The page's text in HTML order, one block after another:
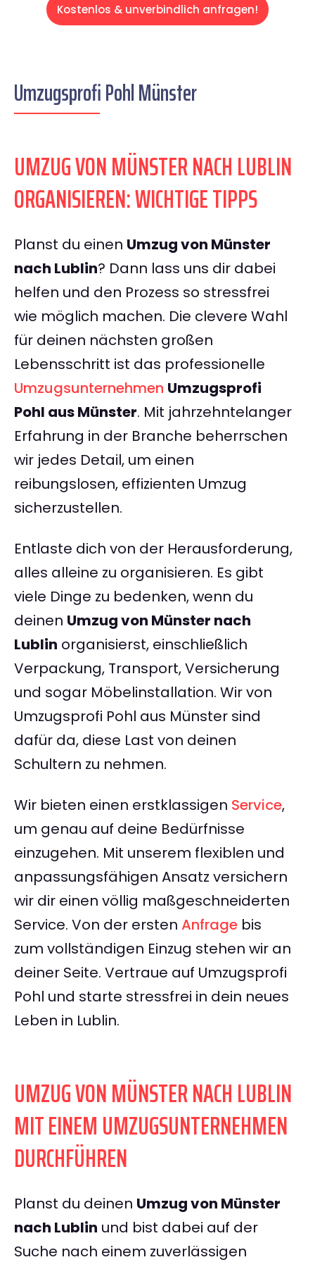
Kostenlos & unverbindlich anfragen!
Umzugsprofi Pohl Münster
UMZUG VON MÜNSTER NACH LUBLIN
ORGANISIEREN: WICHTIGE TIPPS
Planst du einen Umzug von Münster
nach Lublin? Dann lass uns dir dabei
helfen und den Prozess so stressfrei
wie möglich machen. Die clevere Wahl
für deinen nächsten großen
Lebensschritt ist das professionelle
Umzugsunternehmen Umzugsprofi
Pohl aus Münster. Mit jahrzehntelanger
Erfahrung in der Branche beherrschen
wir jedes Detail, um einen
reibungslosen, effizienten Umzug
sicherzustellen.
Entlaste dich von der Herausforderung,
alles alleine zu organisieren. Es gibt
viele Dinge zu bedenken, wenn du
deinen Umzug von Münster nach
Lublin organisierst, einschließlich
Verpackung, Transport, Versicherung
und sogar Möbelinstallation. Wir von
Umzugsprofi Pohl aus Münster sind
dafür da, diese Last von deinen
Schultern zu nehmen.
Wir bieten einen erstklassigen Service,
um genau auf deine Bedürfnisse
einzugehen. Mit unserem flexiblen und
anpassungsfähigen Ansatz versichern
wir dir einen völlig maßgeschneiderten
Service. Von der ersten Anfrage bis
zum vollständigen Einzug stehen wir an
deiner Seite. Vertraue auf Umzugsprofi
Pohl und starte stressfrei in dein neues
Leben in Lublin.
UMZUG VON MÜNSTER NACH LUBLIN
MIT EINEM UMZUGSUNTERNEHMEN
DURCHFÜHREN
Planst du deinen Umzug von Münster
nach Lublin und bist dabei auf der
Suche nach einem zuverlässigen